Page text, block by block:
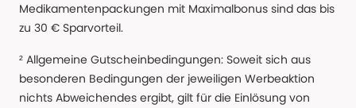
Medikamentenpackungen mit Maximalbonus sind das bis
zu 30 € Sparvorteil.
² Allgemeine Gutscheinbedingungen: Soweit sich aus
besonderen Bedingungen der jeweiligen Werbeaktion
nichts Abweichendes ergibt, gilt für die Einlösung von